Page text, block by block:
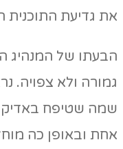
את גדיעת התוכנית
הבעתו של המנהיג
גמורה ולא צפויה.
שמה שטיפח
אחת ובאופן כה